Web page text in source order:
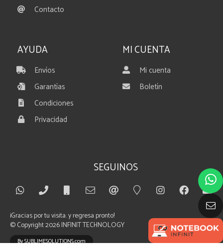
Contacto
AYUDA
Envíos
Garantías
Condiciones
Privacidad
MI CUENTA
Mi cuenta
Boletín
SEGUINOS
¡Gracias por tu visita. y regresa pronto!
© Copyright 2026INFINIT TECHNOLOGY
By SUBLIMESOLUTIONS.com